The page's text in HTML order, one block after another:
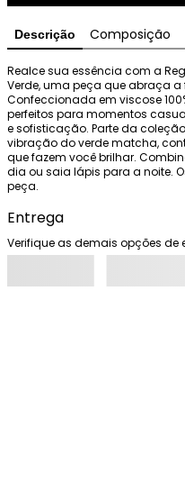
Descrição Composição
Realce sua essência com a
Verde, uma peça que abraça
Confeccionada em viscose
perfeitos para momentos
e sofisticação. Parte da
vibração do verde matcha,
que fazem você brilhar.
dia ou saia lápis para a noite.
peça.
Entrega
Verifique as demais opções de